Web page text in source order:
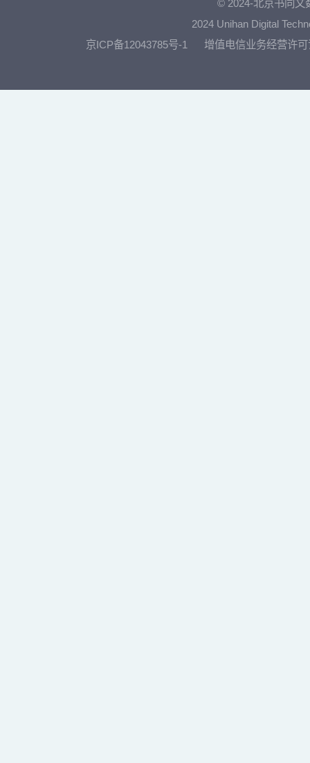
© 2024-北京书同文
2024 Unihan Digital
京ICP备12043785号-1
增值电信业务经营许